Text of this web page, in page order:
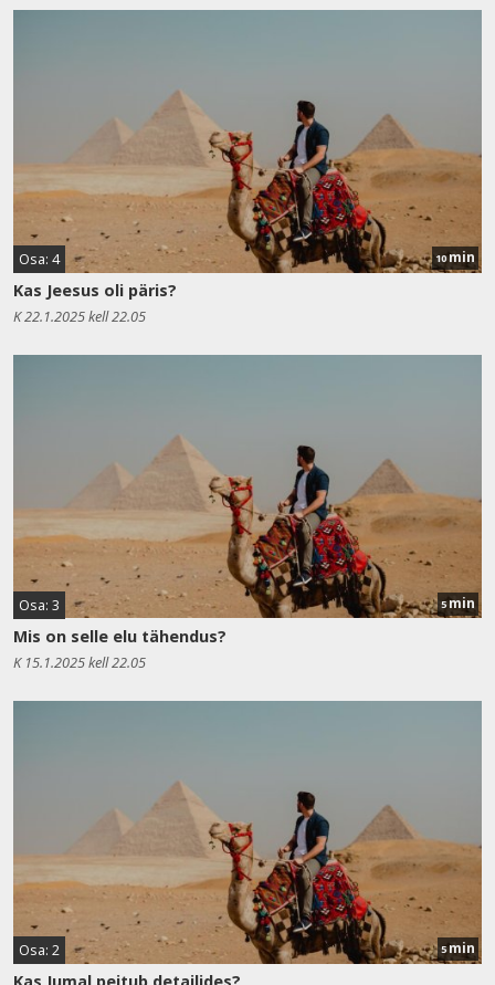
Osa: 4 10min
Kas Jeesus oli päris?
K 22.1.2025 kell 22.05
Osa: 3 5min
Mis on selle elu tähendus?
K 15.1.2025 kell 22.05
Osa: 2 5min